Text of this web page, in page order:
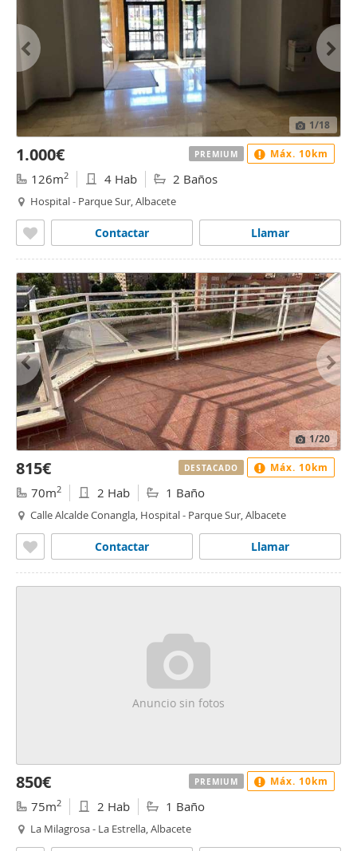
1/18
1.000€
126m2 4 Hab 2 Baños
Hospital - Parque Sur, Albacete
Llamar
Contactar
PREMIUM Máx. 10km
1/20
815€
70m2 2 Hab 1 Baño
Calle Alcalde Conangla, Hospital - Parque Sur, Albacete
Llamar
Contactar
DESTACADO Máx. 10km
Anuncio sin fotos
850€
75m2 2 Hab 1 Baño
La Milagrosa - La Estrella, Albacete
PREMIUM Máx. 10km